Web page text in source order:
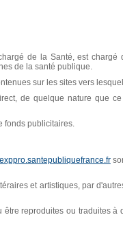
de la Santé, est
de la santé publique.
sur les sites vers
de quelque nature que
fonds publicitaires.
exppro.santepubliquefrance.fr
et artistiques, par
reproduites ou traduites